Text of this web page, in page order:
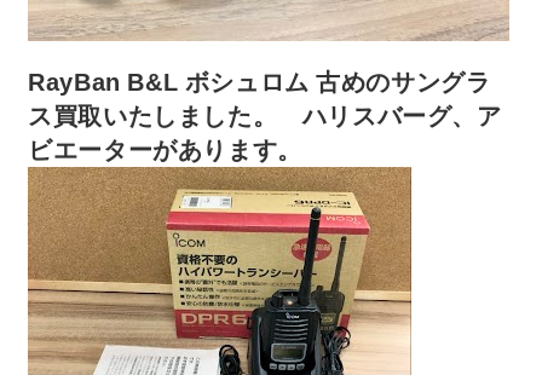
RayBan B&L ボシュロム 古めのサングラ
ス買取いたしました。 ハリスバーグ、ア
ビエーターがあります。